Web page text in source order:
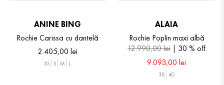
ANINE BING
Rochie Carissa cu dantelă
2.405,00 lei
XS S M L
ALAIA
Rochie Poplin maxi albă
12.990,00lei 30 % off
9.093,00 lei
38 40